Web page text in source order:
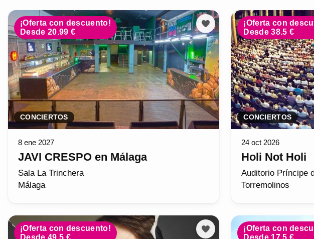
¡Oferta con descuento!
Desde 20.99 €
CONCIERTOS
8 ene 2027
JAVI CRESPO en Málaga
Sala La Trinchera
Málaga
¡Oferta con
Desde 38.5 €
CONCIERTOS
24 oct 2026
Holi Not Holi
Auditorio Príncipe
Torremolinos
¡Oferta con descuento!
Desde 49.5 €
¡Oferta con
Desde 17.5 €